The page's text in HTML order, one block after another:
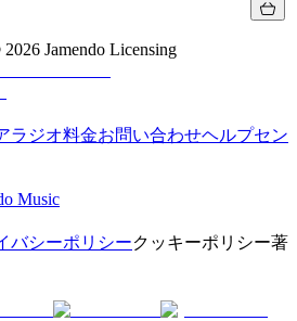
2026 Jamendo Licensing
ラジオ料金お問い合わせヘルプセン
Music
バシーポリシークッキーポリシー著